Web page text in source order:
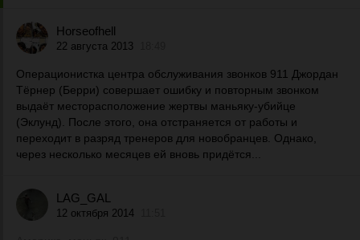
Horseofhell
22 августа 2013
Операционистка центра обслуживания звонков 911 Джордан
Тёрнер (Берри) совершает ошибку и повторным звонком
выдаёт месторасположение жертвы маньяку-убийце
(Эклунд). После этого, она отстраняется от работы и
переходит в разряд тренеров для новобранцев. Однако,
через несколько месяцев ей вновь придётся...
LAG_GAL
12 октября 2014